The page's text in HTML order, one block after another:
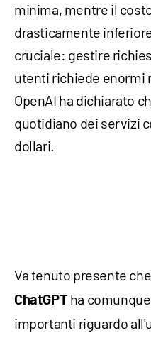
minima, mentre il
drasticamente
cruciale: gestire
utenti richiede enormi
OpenAI ha dichiarato
quotidiano dei servizi
dollari.
Va tenuto presente
ChatGPTha
importanti riguardo